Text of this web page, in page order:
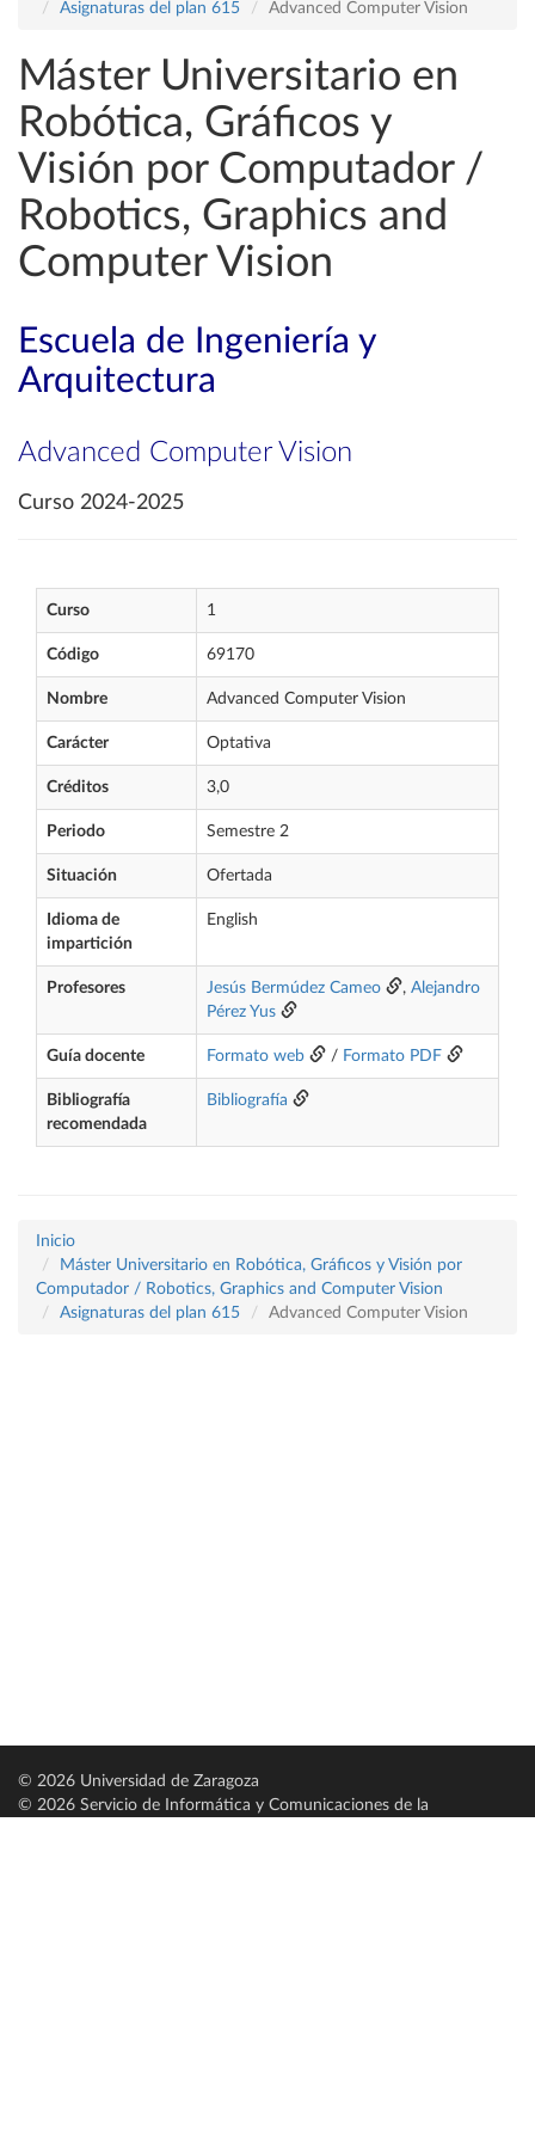
Asignaturas del plan 615
Advanced Computer Vision
Máster Universitario en
Robótica, Gráficos y
Visión por Computador /
Robotics, Graphics and
Computer Vision
Escuela de Ingeniería y
Arquitectura
Advanced Computer Vision
Curso 2024-2025
Curso 1
Código 69170
Nombre Advanced Computer Vision
Carácter Optativa
Créditos 3,0
Periodo Semestre 2
Situación Ofertada
Idioma de
impartición
English
Profesores Jesús Bermúdez Cameo , Alejandro
Pérez Yus
Guía docente Formato web / Formato PDF
Bibliografía
recomendada
Bibliografía
Inicio
Máster Universitario en Robótica, Gráficos y Visión por
Computador / Robotics, Graphics and Computer Vision
Asignaturas del plan 615
Advanced Computer Vision
© 2026 Universidad de Zaragoza
© 2026 Servicio de Informática y Comunicaciones de la